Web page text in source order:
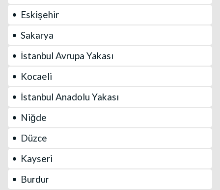
Eskişehir
Sakarya
İstanbul Avrupa Yakası
Kocaeli
İstanbul Anadolu Yakası
Niğde
Düzce
Kayseri
Burdur